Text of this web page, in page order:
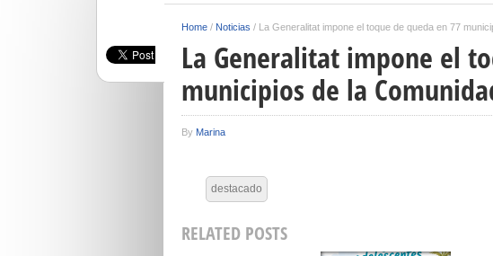
Home / Noticias / La Generalitat impone el toque de queda en 77
La Generalitat impone el
municipios de la
By Marina
destacado
RELATED POSTS